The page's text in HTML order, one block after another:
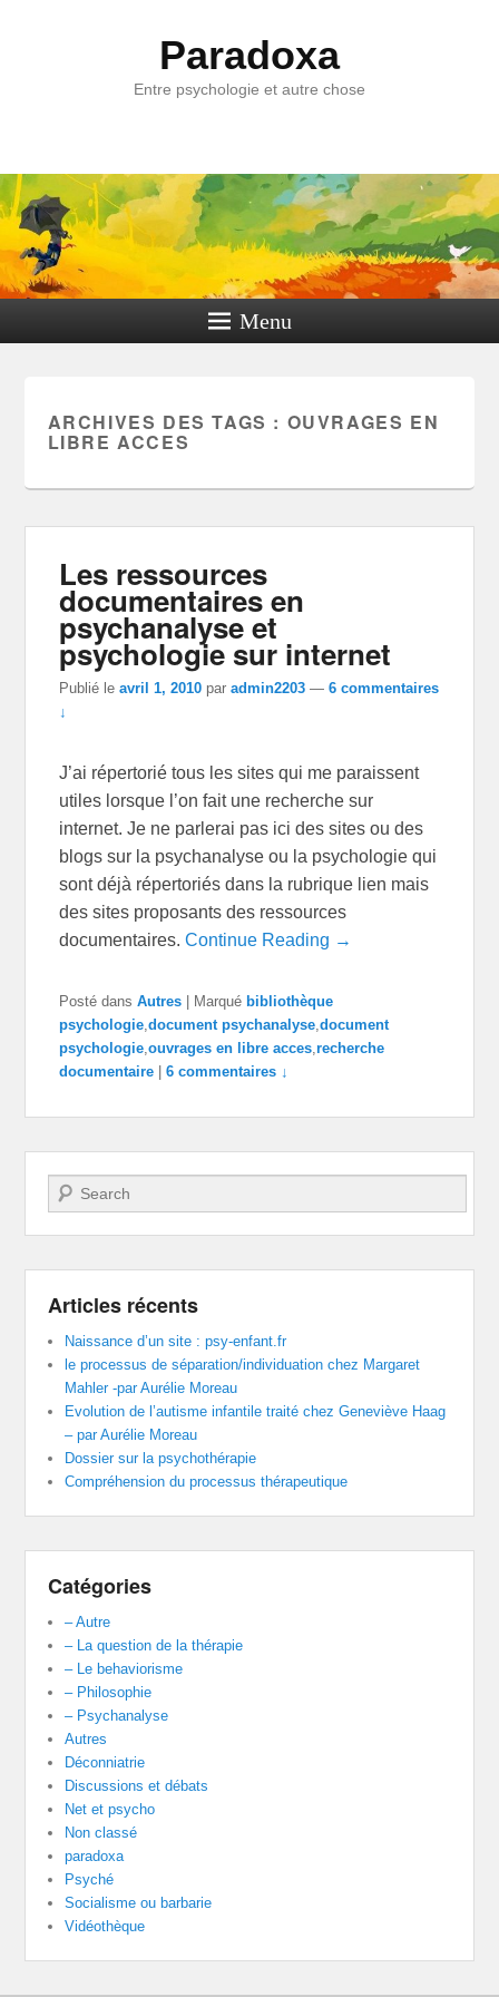
Paradoxa
Entre psychologie et autre chose
Menu
ARCHIVES DES TAGS : OUVRAGES EN
LIBRE ACCES
Les ressources
documentaires en
psychanalyse et
psychologie sur internet
Publié leavril 1, 2010 paradmin2203 —6 commentaires
↓
J’ai répertorié tous les sites qui me paraissent
utiles lorsque l’on fait une recherche sur
internet. Je ne parlerai pas ici des sites ou des
blogs sur la psychanalyse ou la psychologie qui
sont déjà répertoriés dans la rubrique lien mais
des sites proposants des ressources
documentaires.Continue Reading →
Posté dans Autres Marqué bibliothèque
psychologie ,document psychanalyse ,document
psychologie ,ouvrages en libre acces ,recherche
documentaire
|6 commentaires ↓
Recherche
Articles récents
Naissance d’un site : psy-enfant.fr
le processus de séparation/individuation chez Margaret
Mahler -par Aurélie Moreau
Evolution de l’autisme infantile traité chez Geneviève Haag
– par Aurélie Moreau
Dossier sur la psychothérapie
Compréhension du processus thérapeutique
Catégories
– Autre
– La question de la thérapie
– Le behaviorisme
– Philosophie
– Psychanalyse
Autres
Déconniatrie
Discussions et débats
Net et psycho
Non classé
paradoxa
Psyché
Socialisme ou barbarie
Vidéothèque